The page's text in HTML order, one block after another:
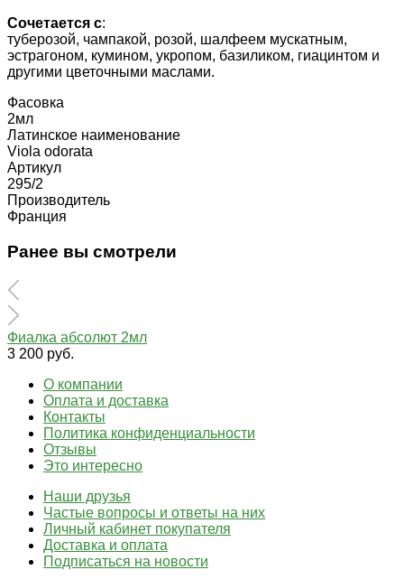
Сочетается с:
туберозой, чампакой, розой, шалфеем мускатным,
эстрагоном, кумином, укропом, базиликом, гиацинтом и
другими цветочными маслами.
Фасовка
2мл
Латинское наименование
Viola odorata
Артикул
295/2
Производитель
Франция
Ранее вы смотрели
Фиалка абсолют 2мл
3 200 руб.
О компании
Оплата и доставка
Контакты
Политика конфиденциальности
Отзывы
Это интересно
Наши друзья
Частые вопросы и ответы на них
Личный кабинет покупателя
Доставка и оплата
Подписаться на новости